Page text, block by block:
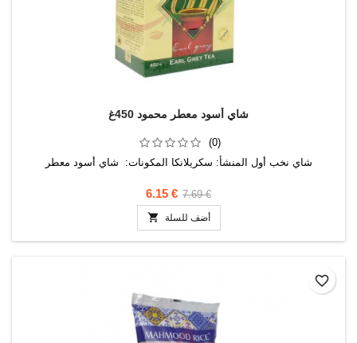
شاي أسود معطر محمود 450غ
(0)
شاي نخب أول المنشأ: سكريلانكا المكونات: شاي أسود معطر
6.15 € 7.69 €

أضف للسلة
favorite_border